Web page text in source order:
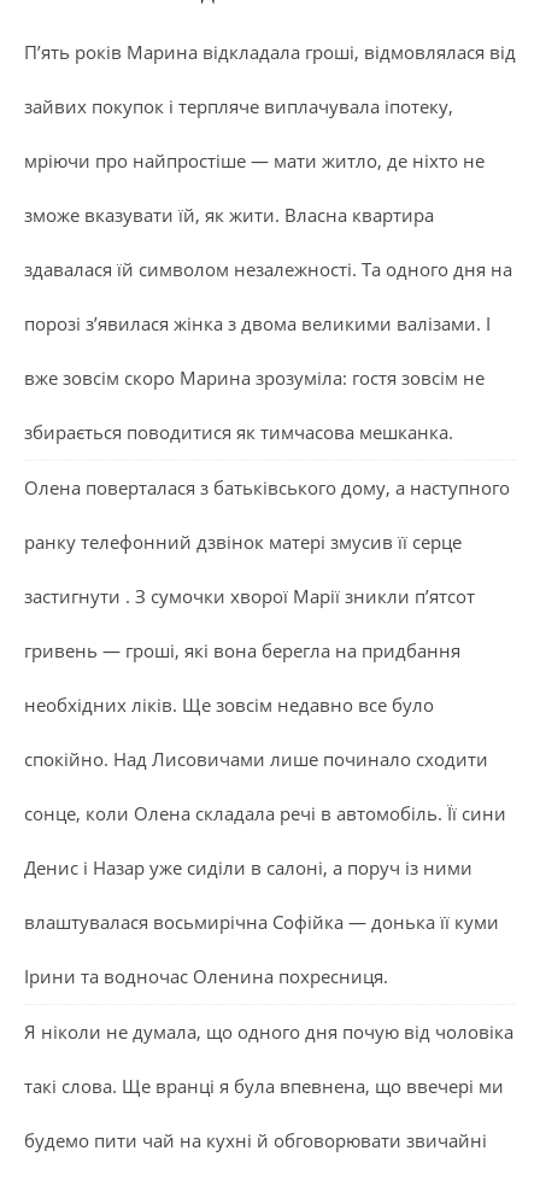
П’ять років Марина відкладала гроші, відмовлялася від
зайвих покупок і терпляче виплачувала іпотеку,
мріючи про найпростіше — мати житло, де ніхто не
зможе вказувати їй, як жити. Власна квартира
здавалася їй символом незалежності. Та одного дня на
порозі з’явилася жінка з двома великими валізами. І
вже зовсім скоро Марина зрозуміла: гостя зовсім не
збирається поводитися як тимчасова мешканка.
Олена поверталася з батьківського дому, а наступного
ранку телефонний дзвінок матері змусив її серце
застигнути . З сумочки хворої Марії зникли п’ятсот
гривень — гроші, які вона берегла на придбання
необхідних ліків. Ще зовсім недавно все було
спокійно. Над Лисовичами лише починало сходити
сонце, коли Олена складала речі в автомобіль. Її сини
Денис і Назар уже сиділи в салоні, а поруч із ними
влаштувалася восьмирічна Софійка — донька її куми
Ірини та водночас Оленина похресниця.
Я ніколи не думала, що одного дня почую від чоловіка
такі слова. Ще вранці я була впевнена, що ввечері ми
будемо пити чай на кухні й обговорювати звичайні